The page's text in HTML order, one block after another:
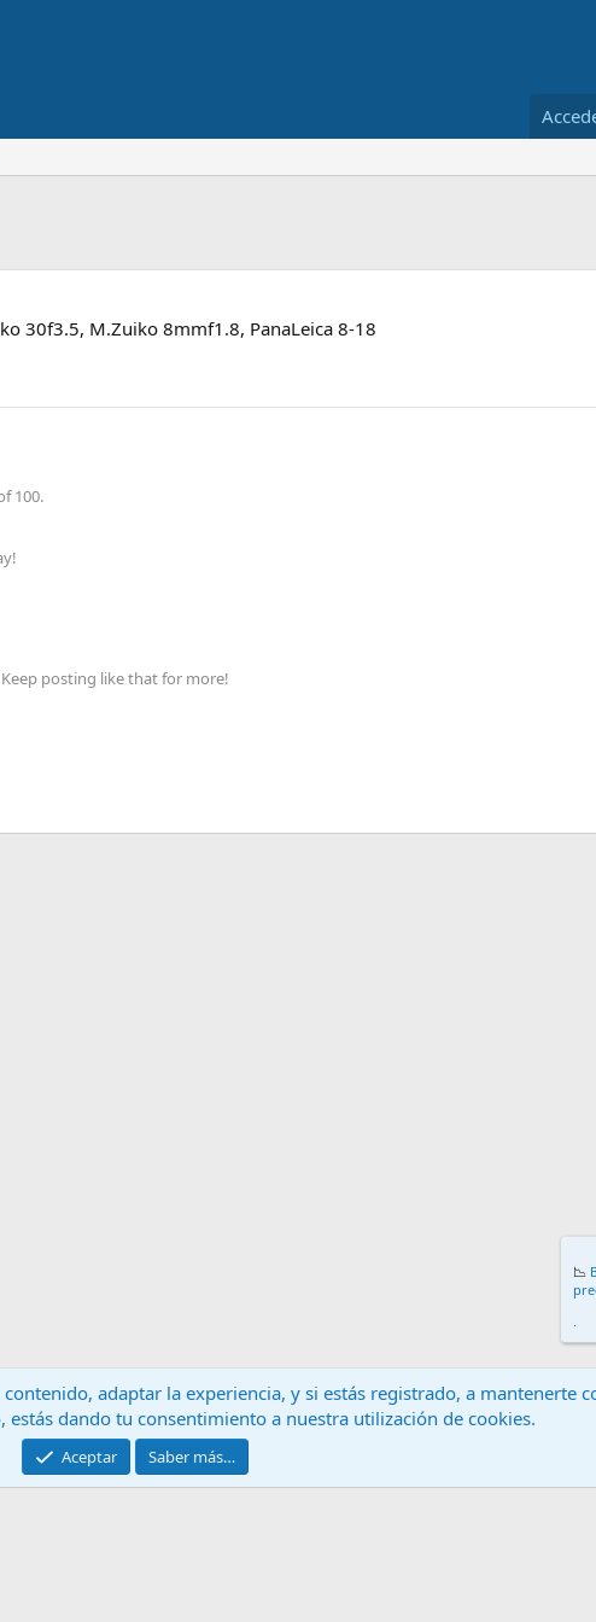
30f3.5, M.Zuiko 8mmf1.8, PanaLeica 8-18
100.
posting like that for more!
Contáctanos Términos y reglas
platform by XenForo® © 2010-2024 XenForo Ltd.
📉
.
adaptar la experiencia, y si estás registrado, a mantenerte
dando tu consentimiento a nuestra utilización de cookies.
Aceptar Saber más…